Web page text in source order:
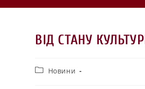
ВІД СТАНУ
Новини